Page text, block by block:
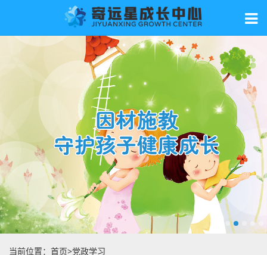
当前位置： 首页>党政学习